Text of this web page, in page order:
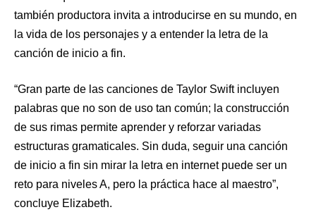
también productora invita a introducirse en su mundo, en
la vida de los personajes y a entender la letra de la
canción de inicio a fin.
“Gran parte de las canciones de Taylor Swift incluyen
palabras que no son de uso tan común; la construcción
de sus rimas permite aprender y reforzar variadas
estructuras gramaticales. Sin duda, seguir una canción
de inicio a fin sin mirar la letra en internet puede ser un
reto para niveles A, pero la práctica hace al maestro”,
concluye Elizabeth.